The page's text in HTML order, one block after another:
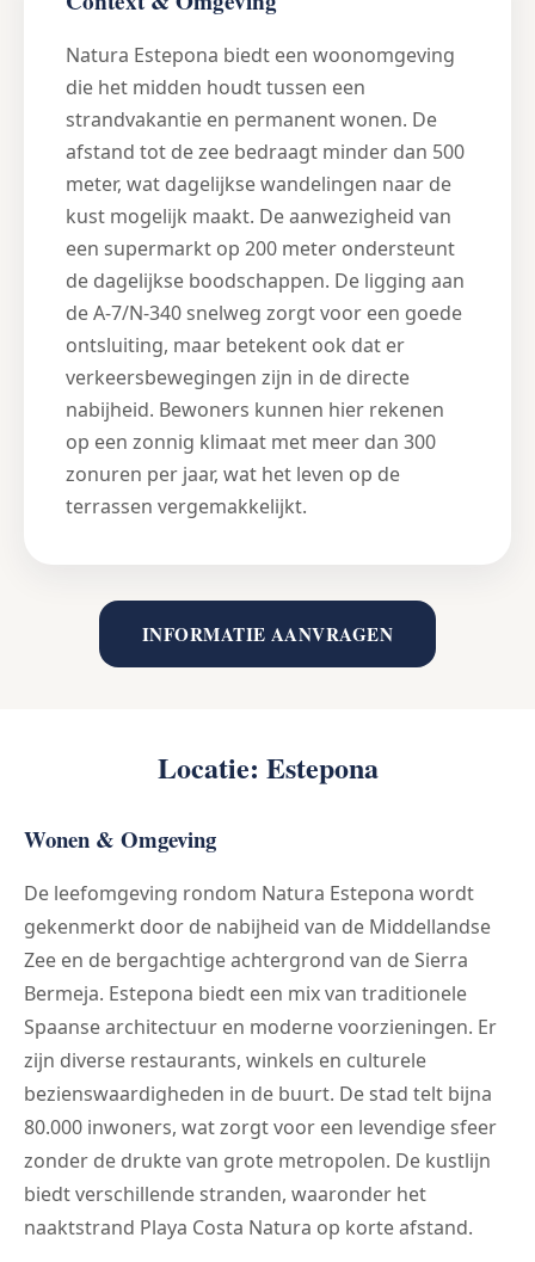
Natura Estepona biedt een woonomgeving
die het midden houdt tussen een
strandvakantie en permanent wonen. De
afstand tot de zee bedraagt minder dan 500
meter, wat dagelijkse wandelingen naar de
kust mogelijk maakt. De aanwezigheid van
een supermarkt op 200 meter ondersteunt
de dagelijkse boodschappen. De ligging aan
de A-7/N-340 snelweg zorgt voor een goede
ontsluiting, maar betekent ook dat er
verkeersbewegingen zijn in de directe
nabijheid. Bewoners kunnen hier rekenen
op een zonnig klimaat met meer dan 300
zonuren per jaar, wat het leven op de
terrassen vergemakkelijkt.
INFORMATIE AANVRAGEN
Locatie: Estepona
Wonen & Omgeving
De leefomgeving rondom Natura Estepona wordt
gekenmerkt door de nabijheid van de Middellandse
Zee en de bergachtige achtergrond van de Sierra
Bermeja. Estepona biedt een mix van traditionele
Spaanse architectuur en moderne voorzieningen. Er
zijn diverse restaurants, winkels en culturele
bezienswaardigheden in de buurt. De stad telt bijna
80.000 inwoners, wat zorgt voor een levendige sfeer
zonder de drukte van grote metropolen. De kustlijn
biedt verschillende stranden, waaronder het
naaktstrand Playa Costa Natura op korte afstand.